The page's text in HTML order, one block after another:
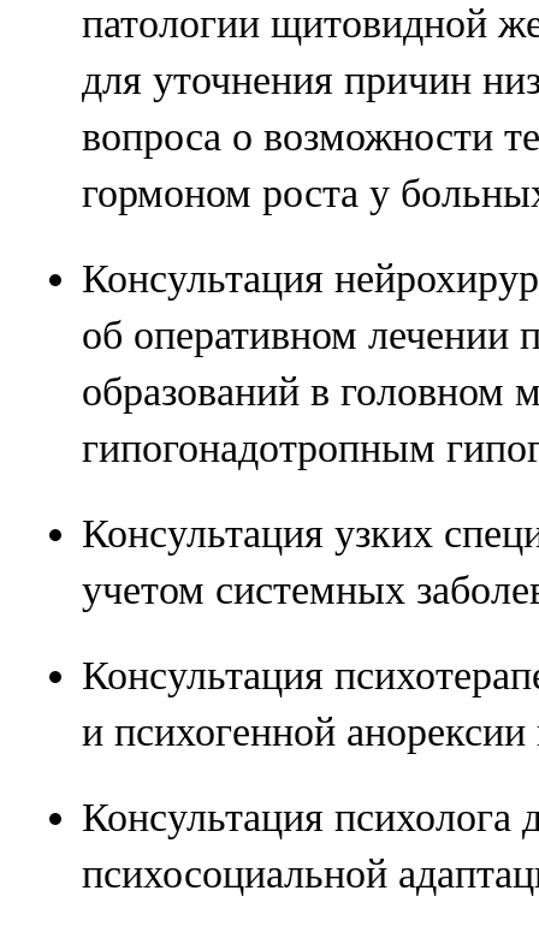
патологии щитовидной
для уточнения причин
вопроса о возможности
гормоном роста у
Консультация
об оперативном
образований в головном
гипогонадотропным
Консультация узких
учетом системных
Консультация
и психогенной
Консультация психолога
психосоциальной